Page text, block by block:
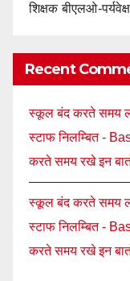
शिक्षक बीएलओ-
Recent
स्कूल बंद करते समय
स्टाफ निलम्बित -
करते समय रखे इन बातों
स्कूल बंद करते समय
स्टाफ निलम्बित -
करते समय रखे इन बातों